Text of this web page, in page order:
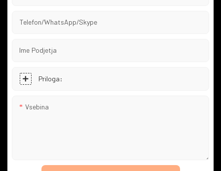
Telefon/WhatsApp/Skype
Ime Podjetja
Priloga:
Vsebina